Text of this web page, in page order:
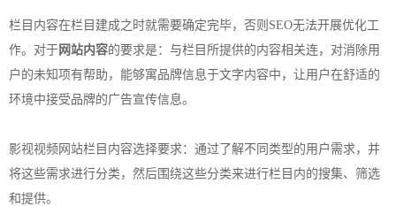
栏目内容在栏目建成之时就需要确定完毕，否则SEO无法开展优化工
作。对于 网站内容的要求是：与栏目所提供的内容相关连，对消除用
户的未知项有帮助，能够寓品牌信息于文字内容中，让用户在舒适的
环境中接受品牌的广告宣传信息。
影视视频网站栏目内容选择要求：通过了解不同类型的用户需求，并
将这些需求进行分类，然后围绕这些分类来进行栏目内的搜集、筛选
和提供。